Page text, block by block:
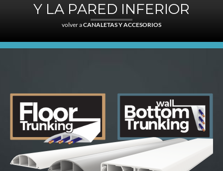
Y LA PARED INFERIOR
volver aCANALETAS Y ACCESORIOS